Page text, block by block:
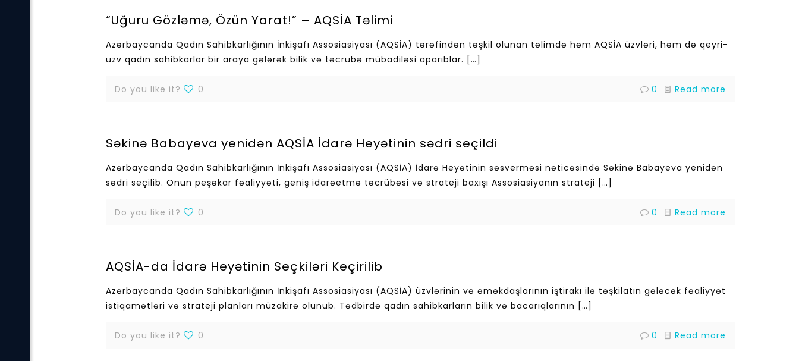
“Uğuru Gözləmə, Özün Yarat!” – AQSİA Təlimi
Azərbaycanda Qadın Sahibkarlığının İnkişafı Assosiasiyası (AQSİA) tərəfindən təşkil olunan təlimdə həm AQSİA üzvləri, həm də qeyri-
üzv qadın sahibkarlar bir araya gələrək bilik və təcrübə mübadiləsi aparıblar. […]
Do you like it? 0 0 Read more
Səkinə Babayeva yenidən AQSİA İdarə Heyətinin sədri seçildi
Azərbaycanda Qadın Sahibkarlığının İnkişafı Assosiasiyası (AQSİA) İdarə Heyətinin səsverməsi nəticəsində Səkinə Babayeva yenidən
sədri seçilib. Onun peşəkar fəaliyyəti, geniş idarəetmə təcrübəsi və strateji baxışı Assosiasiyanın strateji […]
Do you like it? 0 0 Read more
AQSİA-da İdarə Heyətinin Seçkiləri Keçirilib
Azərbaycanda Qadın Sahibkarlığının İnkişafı Assosiasiyası (AQSİA) üzvlərinin və əməkdaşlarının iştirakı ilə təşkilatın gələcək fəaliyyət
istiqamətləri və strateji planları müzakirə olunub. Tədbirdə qadın sahibkarların bilik və bacarıqlarının […]
Do you like it? 0 0 Read more